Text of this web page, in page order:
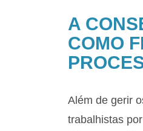
A
COMO
Além de gerir
trabalhistas